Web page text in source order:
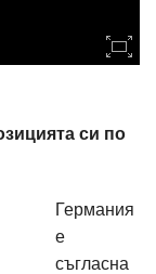
си по
Германия
е
съгласна